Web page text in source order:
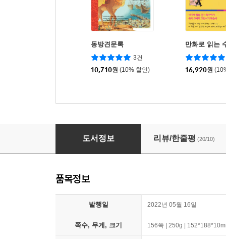
동방견문록
3건
10,710원 (10% 할인)
만화로 읽는
16,920원
알고 있니? 알고리즘
도서정보 리뷰/한줄평 (20/10)
품목정보
발행일 2022년 05월 16일
쪽수, 무게, 크기 156쪽 | 250g |